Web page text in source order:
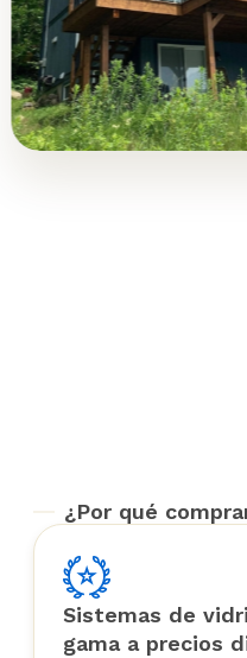
Acabo de
un proyecto
ocurriría
esta es
¿Por qué
Sistemas de
gama a precios